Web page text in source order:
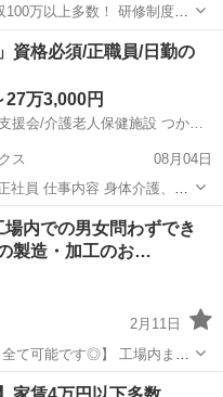
100万以上多数！ 研修制度あ
資格必須/正職員/日勤の
27万3,000円
社会福祉法人国際保健支援会/介護老人保健施設 つかまの里
ス
08月04日
社員 仕事内容 身体介護、食
運営、機能訓練、リラクゼ
、遊び支援、機能改善、体
内での男女問わずでき
製造・加工のお…
2月11日
です◎】 工場内また
仕事になります！ 未経験の